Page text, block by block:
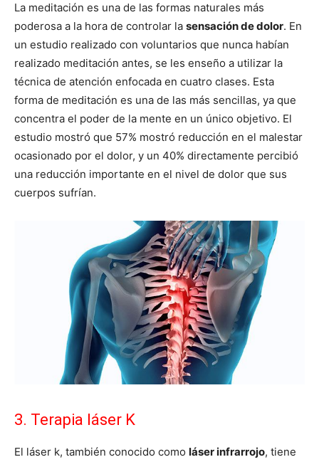
La meditación es una de las formas naturales más
poderosa a la hora de controlar la sensación de dolor. En
un estudio realizado con voluntarios que nunca habían
realizado meditación antes, se les enseño a utilizar la
técnica de atención enfocada en cuatro clases. Esta
forma de meditación es una de las más sencillas, ya que
concentra el poder de la mente en un único objetivo. El
estudio mostró que 57% mostró reducción en el malestar
ocasionado por el dolor, y un 40% directamente percibió
una reducción importante en el nivel de dolor que sus
cuerpos sufrían.
3. Terapia láser K
El láser k, también conocido como láser infrarrojo, tiene